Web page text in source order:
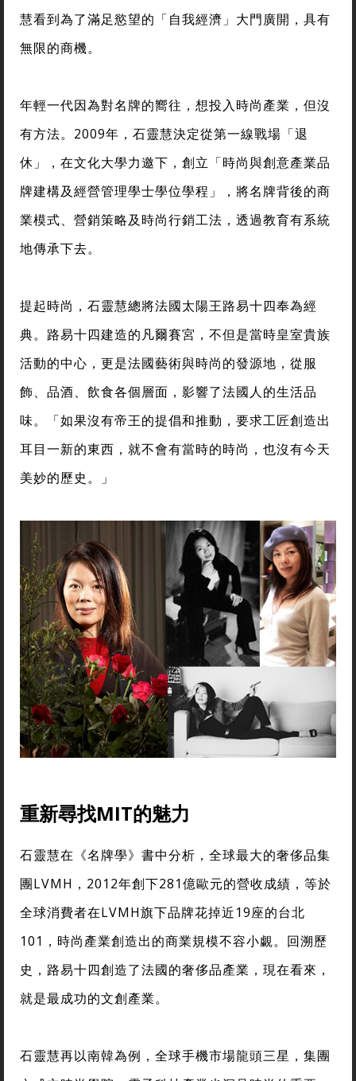
慧看到為了滿足慾望的「自我經濟」大門廣開，具有
無限的商機。
年輕一代因為對名牌的嚮往，想投入時尚產業，但沒
有方法。2009年，石靈慧決定從第一線戰場「退
休」，在文化大學力邀下，創立「時尚與創意產業品
牌建構及經營管理學士學位學程」，將名牌背後的商
業模式、營銷策略及時尚行銷工法，透過教育有系統
地傳承下去。
提起時尚，石靈慧總將法國太陽王路易十四奉為經
典。路易十四建造的凡爾賽宮，不但是當時皇室貴族
活動的中心，更是法國藝術與時尚的發源地，從服
飾、品酒、飲食各個層面，影響了法國人的生活品
味。「如果沒有帝王的提倡和推動，要求工匠創造出
耳目一新的東西，就不會有當時的時尚，也沒有今天
美妙的歷史。」
重新尋找MIT的魅力
石靈慧在《名牌學》書中分析，全球最大的奢侈品集
團LVMH，2012年創下281億歐元的營收成績，等於
全球消費者在LVMH旗下品牌花掉近19座的台北
101，時尚產業創造出的商業規模不容小覷。回溯歷
史，路易十四創造了法國的奢侈品產業，現在看來，
就是最成功的文創產業。
石靈慧再以南韓為例，全球手機市場龍頭三星，集團